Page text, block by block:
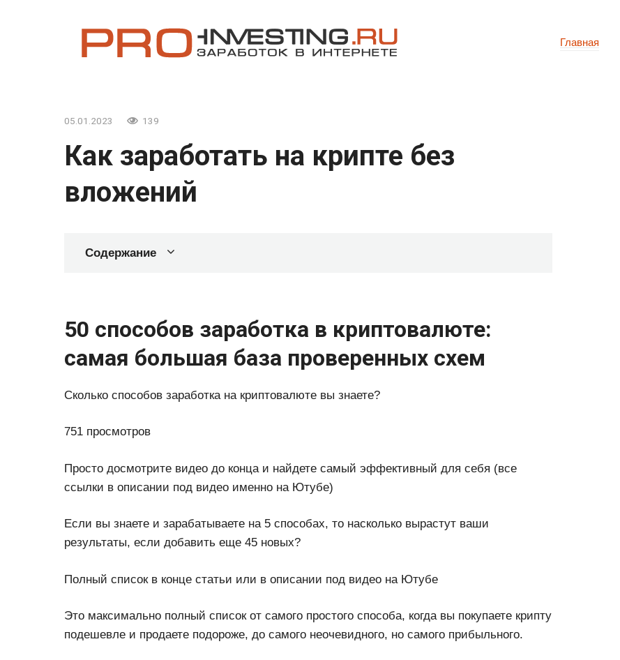
Главная
05.01.2023 139
Как заработать на крипте без
вложений
Содержание
50 способов заработка в криптовалюте:
самая большая база проверенных схем
Сколько способов заработка на криптовалюте вы знаете?
751 просмотров
Просто досмотрите видео до конца и найдете самый эффективный для себя (все
ссылки в описании под видео именно на Ютубе)
Если вы знаете и зарабатываете на 5 способах, то насколько вырастут ваши
результаты, если добавить еще 45 новых?
Полный список в конце статьи или в описании под видео на Ютубе
Это максимально полный список от самого простого способа, когда вы покупаете крипту
подешевле и продаете подороже, до самого неочевидного, но самого прибыльного.